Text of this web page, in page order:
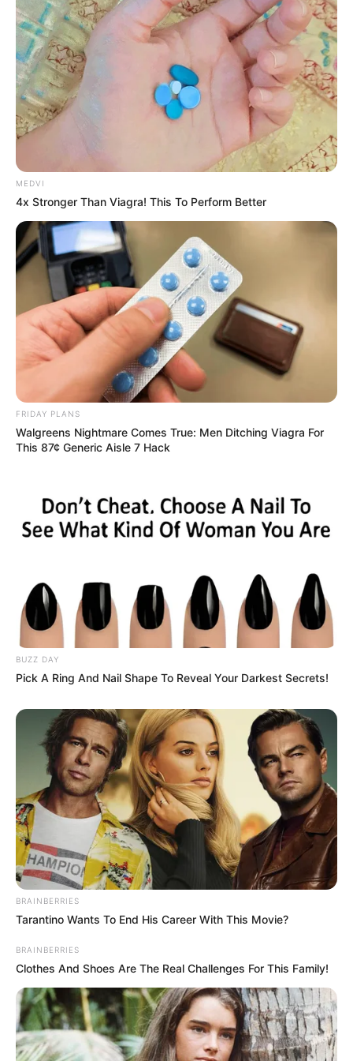
Ver essa foto no Instagram
Uma publicação compartilhada por Miss Wales (@miss_wales_official)
Notícias da TV
JASB - Jornal dos Agentes de Saúde do Brasil
Canal da Federalização| Canal da CONACS| Canal da
Fnaras
| Incentivo Financeiro
SHARE THIS Share it Tweet
Share it Pin it
PUBLICAÇÕES RELACIONADAS
BRASIL
passar mal.
Agosto 05, 2026
BRASIL
MEDVI
4x Stronger Than Viagra! This To Perform Better
FRIDAY PLANS
Walgreens Nightmare Comes True: Men Ditching Viagra For
This 87¢ Generic Aisle 7 Hack
BUZZ DAY
Pick A Ring And Nail Shape To Reveal Your Darkest Secrets!
BRAINBERRIES
Tarantino Wants To End His Career With This Movie?
BRAINBERRIES
Clothes And Shoes Are The Real Challenges For This Family!